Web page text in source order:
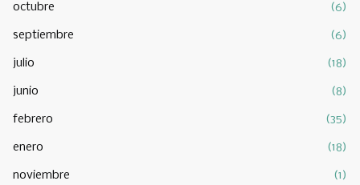
octubre (6)
septiembre (6)
julio (18)
junio (8)
febrero (35)
enero (18)
noviembre (1)